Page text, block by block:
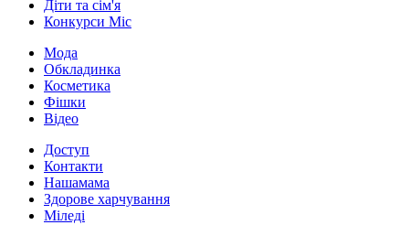
Діти та сім'я
Конкурси Міс
Мода
Обкладинка
Косметика
Фішки
Відео
Доступ
Контакти
Нашамама
Здорове харчування
Міледі